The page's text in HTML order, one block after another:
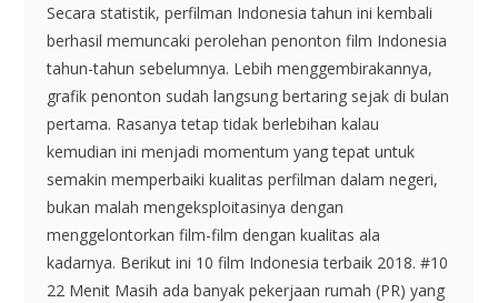
Secara statistik, perfilman Indonesia tahun ini kembali
berhasil memuncaki perolehan penonton film Indonesia
tahun-tahun sebelumnya. Lebih menggembirakannya,
grafik penonton sudah langsung bertaring sejak di bulan
pertama. Rasanya tetap tidak berlebihan kalau
kemudian ini menjadi momentum yang tepat untuk
semakin memperbaiki kualitas perfilman dalam negeri,
bukan malah mengeksploitasinya dengan
menggelontorkan film-film dengan kualitas ala
kadarnya. Berikut ini 10 film Indonesia terbaik 2018. #10
22 Menit Masih ada banyak pekerjaan rumah (PR) yang